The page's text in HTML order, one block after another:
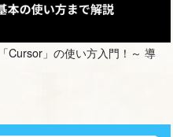
Cursor」の使い方入門！～ 導